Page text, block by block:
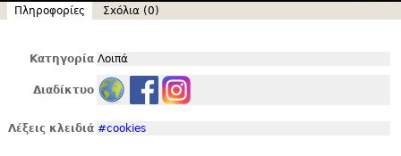
Πληροφορίες Σxόλια (0)
Κατηγορία Λοιπά
Διαδίκτυο
Λέξεις κλειδιά #cookies